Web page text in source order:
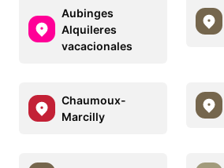
Aubinges
Alquileres
vacacionales
Chaumoux-
Marcilly